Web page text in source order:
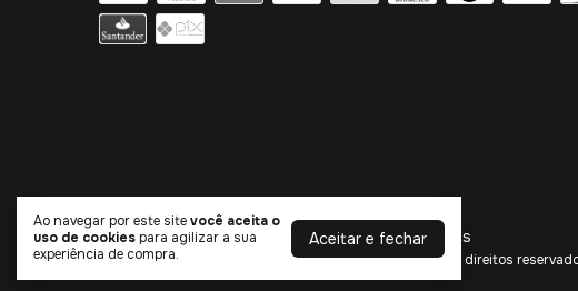
Ao navegar por este sitevocê aceita o
uso de cookies para agilizar a sua
experiência de compra.
Aceitar e fechar
Marca Esportiva - Loja Especializada em Chuteiras
©2026. Marca Esportiva - 37042042000103. Todos os direitos